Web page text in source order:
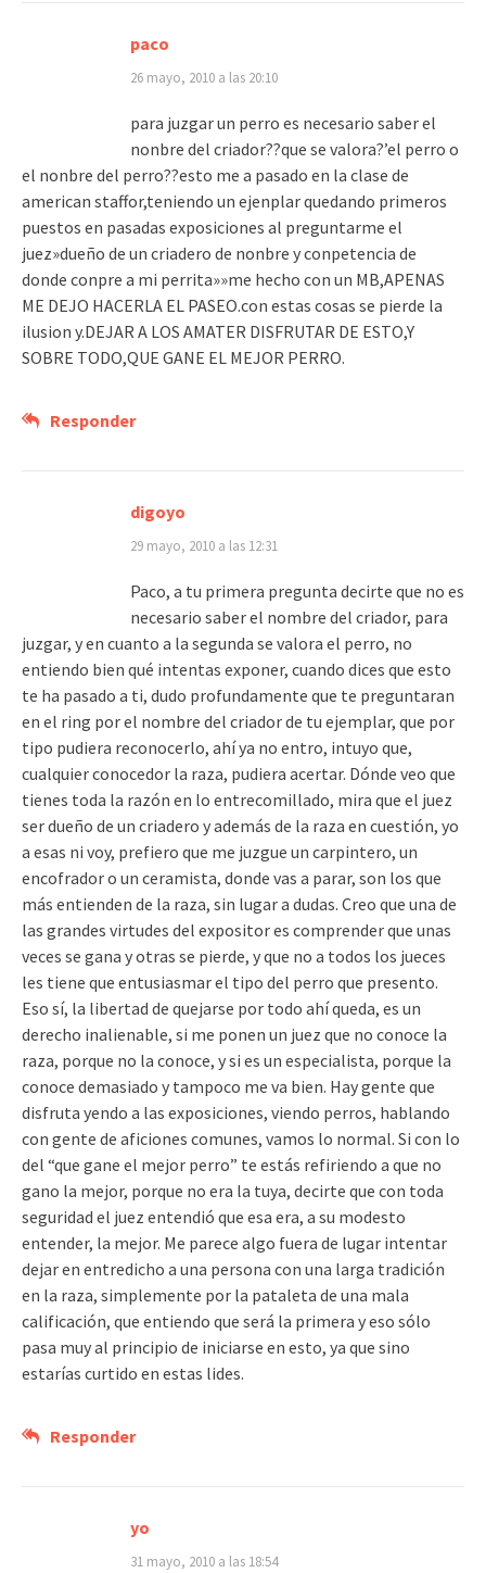
paco
26 mayo, 2010 a las 20:10
para juzgar un perro es necesario saber el
nonbre del criador??que se valora?’el perro o
el nonbre del perro??esto me a pasado en la clase de
american staffor,teniendo un ejenplar quedando primeros
puestos en pasadas exposiciones al preguntarme el
juez»dueño de un criadero de nonbre y conpetencia de
donde conpre a mi perrita»»me hecho con un MB,APENAS
ME DEJO HACERLA EL PASEO.con estas cosas se pierde la
ilusion y.DEJAR A LOS AMATER DISFRUTAR DE ESTO,Y
SOBRE TODO,QUE GANE EL MEJOR PERRO.
Responder
digoyo
29 mayo, 2010 a las 12:31
Paco, a tu primera pregunta decirte que no es
necesario saber el nombre del criador, para
juzgar, y en cuanto a la segunda se valora el perro, no
entiendo bien qué intentas exponer, cuando dices que esto
te ha pasado a ti, dudo profundamente que te preguntaran
en el ring por el nombre del criador de tu ejemplar, que por
tipo pudiera reconocerlo, ahí ya no entro, intuyo que,
cualquier conocedor la raza, pudiera acertar. Dónde veo que
tienes toda la razón en lo entrecomillado, mira que el juez
ser dueño de un criadero y además de la raza en cuestión, yo
a esas ni voy, prefiero que me juzgue un carpintero, un
encofrador o un ceramista, donde vas a parar, son los que
más entienden de la raza, sin lugar a dudas. Creo que una de
las grandes virtudes del expositor es comprender que unas
veces se gana y otras se pierde, y que no a todos los jueces
les tiene que entusiasmar el tipo del perro que presento.
Eso sí, la libertad de quejarse por todo ahí queda, es un
derecho inalienable, si me ponen un juez que no conoce la
raza, porque no la conoce, y si es un especialista, porque la
conoce demasiado y tampoco me va bien. Hay gente que
disfruta yendo a las exposiciones, viendo perros, hablando
con gente de aficiones comunes, vamos lo normal. Si con lo
del “que gane el mejor perro” te estás refiriendo a que no
gano la mejor, porque no era la tuya, decirte que con toda
seguridad el juez entendió que esa era, a su modesto
entender, la mejor. Me parece algo fuera de lugar intentar
dejar en entredicho a una persona con una larga tradición
en la raza, simplemente por la pataleta de una mala
calificación, que entiendo que será la primera y eso sólo
pasa muy al principio de iniciarse en esto, ya que sino
estarías curtido en estas lides.
Responder
yo
31 mayo, 2010 a las 18:54